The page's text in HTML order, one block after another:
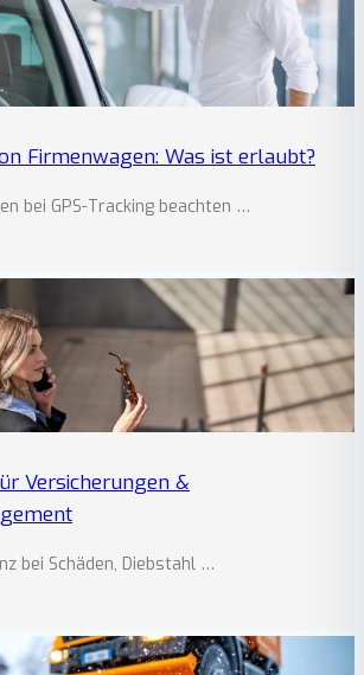
Firmenwagen: Was ist erlaubt?
bei GPS-Tracking beachten …
Versicherungen &
bei Schäden, Diebstahl …